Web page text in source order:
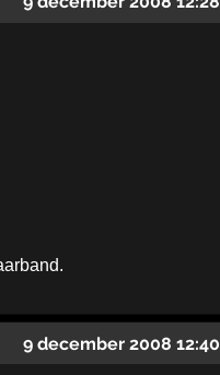
9 december 2008 12:40